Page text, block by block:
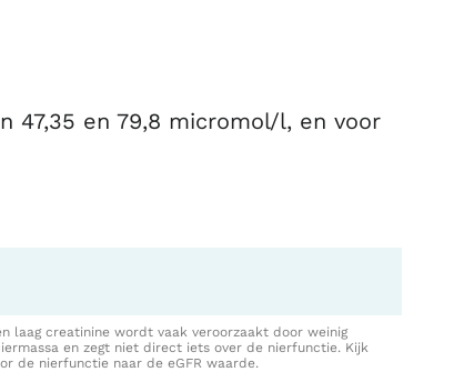
47,35 en 79,8 micromol/l, en voor
laag creatinine wordt vaak veroorzaakt door weinig
en zegt niet direct iets over de nierfunctie. Kijk
de nierfunctie naar de eGFR waarde.